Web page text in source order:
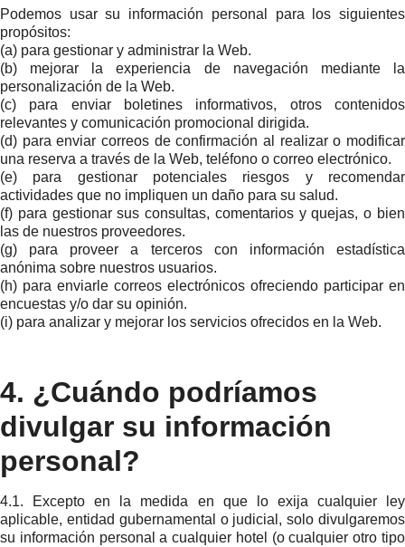
Podemos usar su información personal para los siguientes
propósitos:
(a) para gestionar y administrar la Web.
(b) mejorar la experiencia de navegación mediante la
personalización de la Web.
(c) para enviar boletines informativos, otros contenidos
relevantes y comunicación promocional dirigida.
(d) para enviar correos de confirmación al realizar o modificar
una reserva a través de la Web, teléfono o correo electrónico.
(e) para gestionar potenciales riesgos y recomendar
actividades que no impliquen un daño para su salud.
(f) para gestionar sus consultas, comentarios y quejas, o bien
las de nuestros proveedores.
(g) para proveer a terceros con información estadística
anónima sobre nuestros usuarios.
(h) para enviarle correos electrónicos ofreciendo participar en
encuestas y/o dar su opinión.
(i) para analizar y mejorar los servicios ofrecidos en la Web.
4. ¿Cuándo podríamos
divulgar su información
personal?
4.1. Excepto en la medida en que lo exija cualquier ley
aplicable, entidad gubernamental o judicial, solo divulgaremos
su información personal a cualquier hotel (o cualquier otro tipo